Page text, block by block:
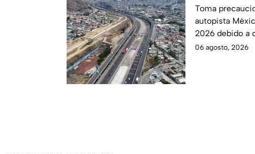
hoy
Toma
autopista
2026 debido a
circulación.
06 agosto, 2026